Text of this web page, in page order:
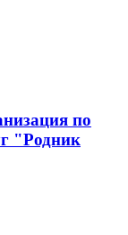
по
"Родник